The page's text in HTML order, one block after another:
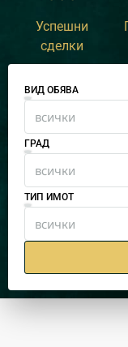
Успешни
сделки
ВИД ОБЯВА
всички
ГРАД
всички
ТИП ИМОТ
всички